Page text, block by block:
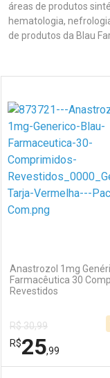
áreas de produtos
hematologia,
de produtos da Blau
Anastrozol 1mg
Farmacêutica 30
Revestidos
R$ 30,99
R$25,99